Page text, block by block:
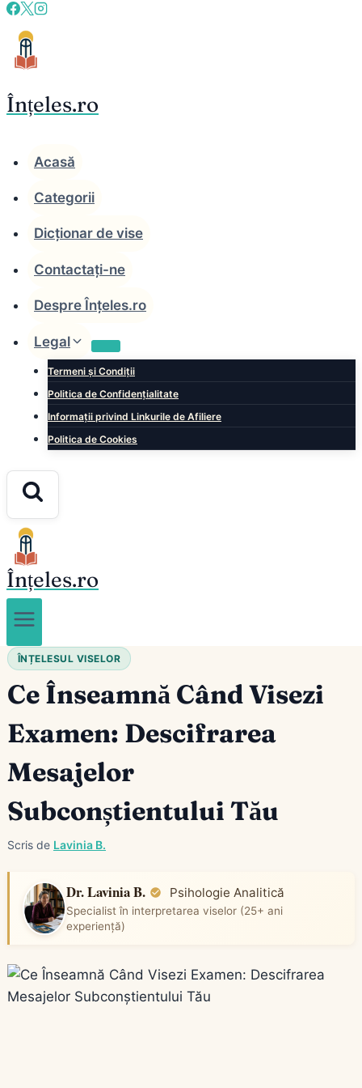
Skip
content
Înțeles.ro
Acasă
Categorii
Dicționar de vise
Contactați-ne
Despre Înțeles.ro
Legal
Termeni și Condiții
Politica de Confidențialitate
Informații privind Linkurile de Afiliere
Politica de Cookies
Înțeles.ro
ÎNȚELESUL VISELOR
Ce Înseamnă Când Visezi
Examen: Descifrarea
Mesajelor
Subconștientului Tău
Scris de Lavinia B.
Dr. Lavinia B. Psihologie Analitică
Specialist în interpretarea viselor (25+ ani
experiență)